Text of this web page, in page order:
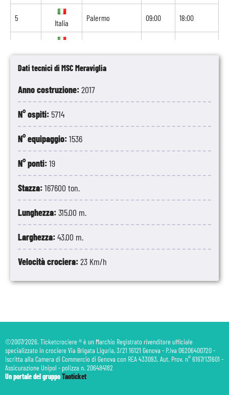
Dati tecnici di MSC Meraviglia
Anno costruzione:2017
N° ospiti: 5714
N° equipaggio:1536
N° ponti:19
Stazza:167600 ton.
Lunghezza:315.00 m.
Larghezza:43.00 m.
Velocità crociera:23 Km/h
5
Italia
Palermo 09:00 18:00
Livorno
8 Marsiglia 10:00 -
©2007/2026. Ticketcrociere ® è un Marchio Registrato rivenditore ufficiale
specializzato in crociere Via Brigata Liguria, 3/21 16121 Genova - P.Iva 06206400720 -
Iscritta alla Camera di Commercio di Genova con REA 433093. Aut. Prov. n° 6167/131601 -
Assicurazione Unipol - polizza n. 206484182
Un portale del gruppoTaoticket